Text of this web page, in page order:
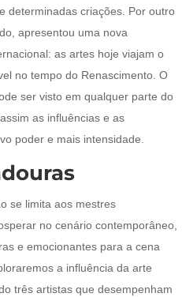
determinadas criações. Por outro
apresentou uma nova
as artes hoje viajam o
no tempo do Renascimento. O
ser visto em qualquer parte do
as influências e as
poder e mais intensidade.
se limita aos mestres
no cenário contemporâneo,
e emocionantes para a cena
a influência da arte
três artistas que desempenham